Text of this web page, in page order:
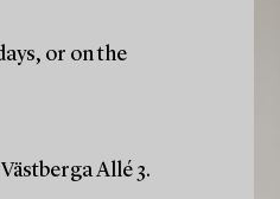
or on the
Allé 3.